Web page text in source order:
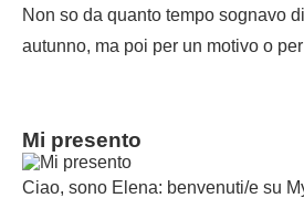
Non so da quanto tempo sognavo
autunno, ma poi per un motivo o
Mi presento
Ciao, sono Elena: benvenuti/e su